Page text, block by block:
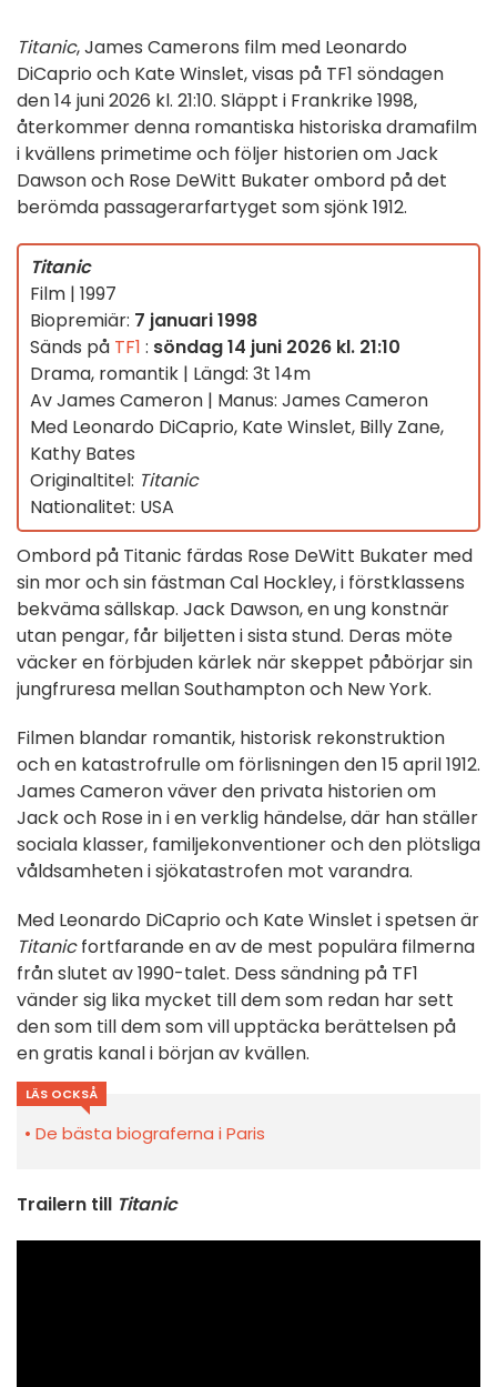
Titanic, James Camerons film med Leonardo
DiCaprio och Kate Winslet, visas på TF1 söndagen
den 14 juni 2026 kl. 21:10. Släppt i Frankrike 1998,
återkommer denna romantiska historiska dramafilm
i kvällens primetime och följer historien om Jack
Dawson och Rose DeWitt Bukater ombord på det
berömda passagerarfartyget som sjönk 1912.
Titanic
Film | 1997
Biopremiär: 7 januari 1998
Sänds på TF1 : söndag 14 juni 2026 kl. 21:10
Drama, romantik | Längd: 3t 14m
Av James Cameron | Manus: James Cameron
Med Leonardo DiCaprio, Kate Winslet, Billy Zane,
Kathy Bates
Originaltitel: Titanic
Nationalitet: USA
Ombord på Titanic färdas Rose DeWitt Bukater med
sin mor och sin fästman Cal Hockley, i förstklassens
bekväma sällskap. Jack Dawson, en ung konstnär
utan pengar, får biljetten i sista stund. Deras möte
väcker en förbjuden kärlek när skeppet påbörjar sin
jungfruresa mellan Southampton och New York.
Filmen blandar romantik, historisk rekonstruktion
och en katastrofrulle om förlisningen den 15 april 1912.
James Cameron väver den privata historien om
Jack och Rose in i en verklig händelse, där han ställer
sociala klasser, familjekonventioner och den plötsliga
våldsamheten i sjökatastrofen mot varandra.
Med Leonardo DiCaprio och Kate Winslet i spetsen är
Titanicfortfarande en av de mest populära filmerna
från slutet av 1990-talet. Dess sändning på TF1
vänder sig lika mycket till dem som redan har sett
den som till dem som vill upptäcka berättelsen på
en gratis kanal i början av kvällen.
LÄS OCKSÅ
De bästa biograferna i Paris
Trailern till Titanic